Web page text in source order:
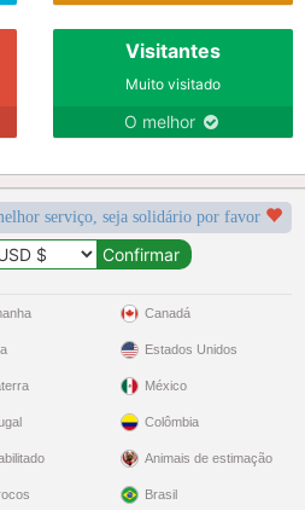
Visitantes
Muito visitado
O melhor
serviço, seja solidário por favor
Canadá
Estados Unidos
México
Colômbia
Animais de estimação
Brasil